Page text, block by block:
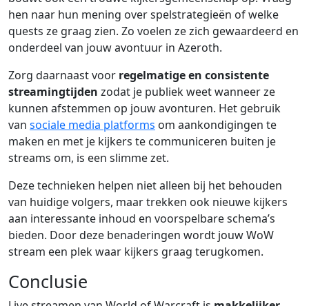
hen naar hun mening over spelstrategieën of welke
quests ze graag zien. Zo voelen ze zich gewaardeerd en
onderdeel van jouw avontuur in Azeroth.
Zorg daarnaast voor regelmatige en consistente
streamingtijden zodat je publiek weet wanneer ze
kunnen afstemmen op jouw avonturen. Het gebruik
van sociale media platforms om aankondigingen te
maken en met je kijkers te communiceren buiten je
streams om, is een slimme zet.
Deze technieken helpen niet alleen bij het behouden
van huidige volgers, maar trekken ook nieuwe kijkers
aan interessante inhoud en voorspelbare schema’s
bieden. Door deze benaderingen wordt jouw WoW
stream een plek waar kijkers graag terugkomen.
Conclusie